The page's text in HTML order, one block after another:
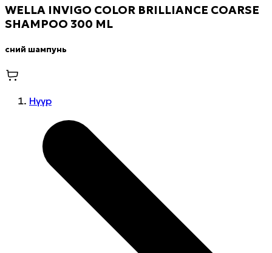
WELLA INVIGO COLOR BRILLIANCE COARSE
SHAMPOO 300 ML
Үсний шампунь
Нүүр